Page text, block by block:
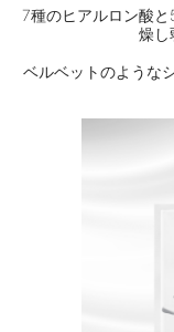
7種のヒアルロン酸
燥し
ベルベットのような